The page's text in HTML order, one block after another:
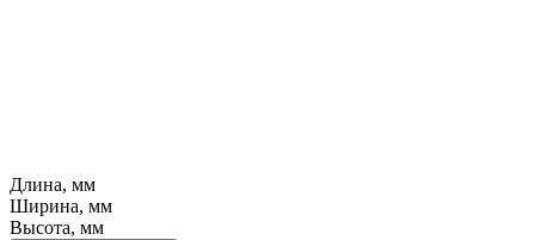
Длина, мм
Ширина, мм
Высота, мм